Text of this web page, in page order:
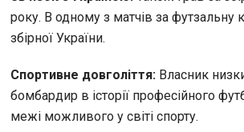
року. В одному з матчів за
збірної України.
Спортивне довголіття: Власник
бомбардир в історії професійного
межі можливого у світі спорту.